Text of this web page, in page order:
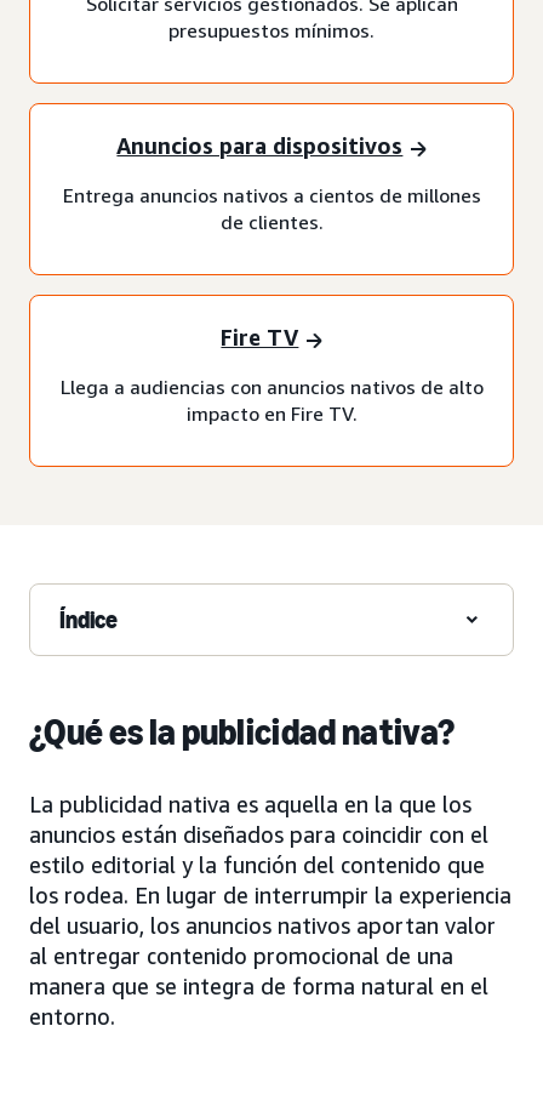
presupuestos mínimos.
Anuncios para dispositivos
Entrega anuncios nativos a cientos de millones
de clientes.
Fire TV
Llega a audiencias con anuncios nativos de alto
impacto en Fire TV.
Índice
¿Qué es la publicidad nativa?
La publicidad nativa es aquella en la que los
anuncios están diseñados para coincidir con el
estilo editorial y la función del contenido que
los rodea. En lugar de interrumpir la experiencia
del usuario, los anuncios nativos aportan valor
al entregar contenido promocional de una
manera que se integra de forma natural en el
entorno.